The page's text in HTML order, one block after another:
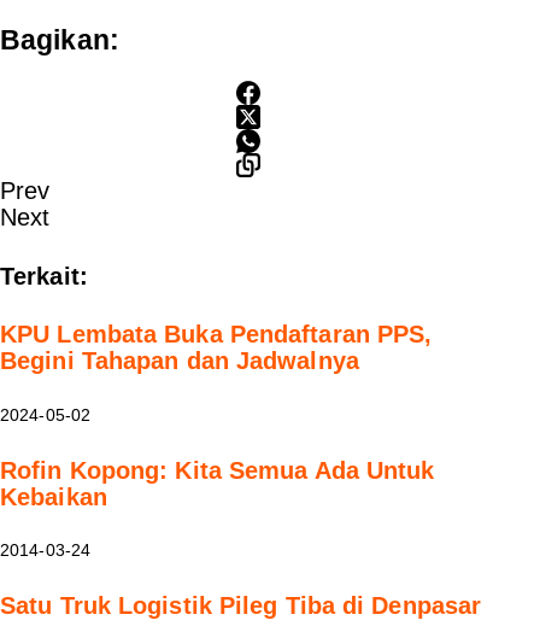
Bagikan:
Prev
Next
Terkait:
KPU Lembata Buka Pendaftaran PPS,
Begini Tahapan dan Jadwalnya
2024-05-02
Rofin Kopong: Kita Semua Ada Untuk
Kebaikan
2014-03-24
Satu Truk Logistik Pileg Tiba di Denpasar